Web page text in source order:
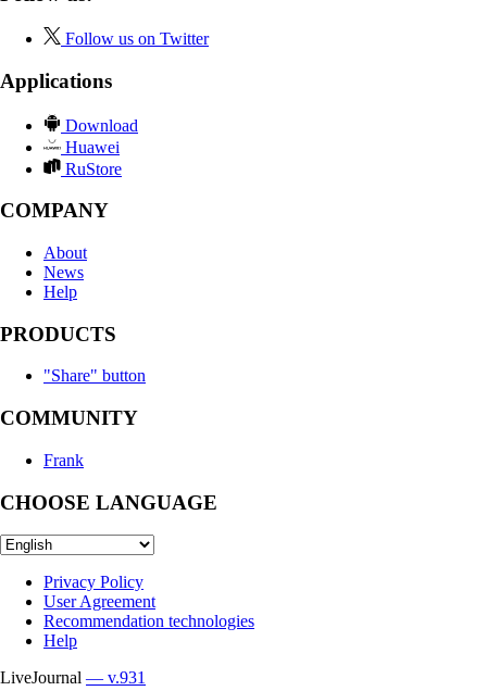
Follow us on Twitter
Applications
Download
Huawei
RuStore
COMPANY
About
News
Help
PRODUCTS
"Share" button
COMMUNITY
Frank
CHOOSE LANGUAGE
Privacy Policy
User Agreement
Recommendation technologies
Help
LiveJournal — v.931